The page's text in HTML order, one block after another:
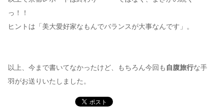
っ！！
ヒントは「美大愛好家なもんでバランスが大事なんです」。
以上、今まで書いてなかったけど、もちろん今回も 自腹旅行な手
羽がお送りいたしました。